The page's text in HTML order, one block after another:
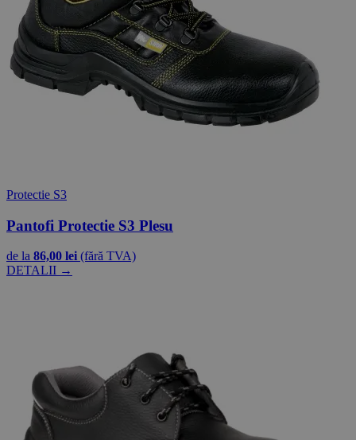
Protectie S3
Pantofi Protectie S3 Plesu
de la 86,00 lei (fără TVA)
DETALII →